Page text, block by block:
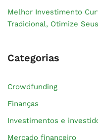
Melhor Investimento
Tradicional, Otimize
Categorias
Crowdfunding
Finanças
Investimentos e
Mercado financeiro